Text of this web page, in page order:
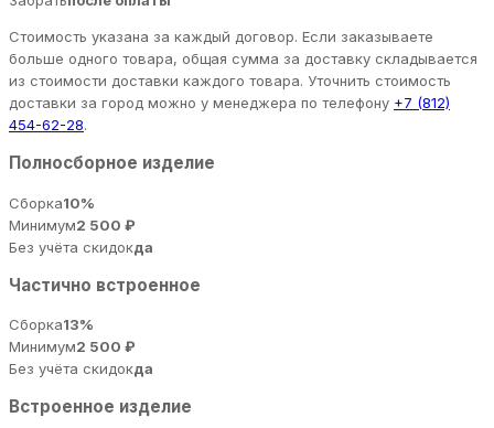
Стоимость указана за каждый договор. Если заказываете
больше одного товара, общая сумма за доставку складывается
из стоимости доставки каждого товара. Уточнить стоимость
доставки за город можно у менеджера по телефону +7 (812)
454-62-28.
Полносборное изделие
Сборка10%
Минимум2 500 ₽
Без учёта скидокда
Частично встроенное
Сборка13%
Минимум2 500 ₽
Без учёта скидокда
Встроенное изделие